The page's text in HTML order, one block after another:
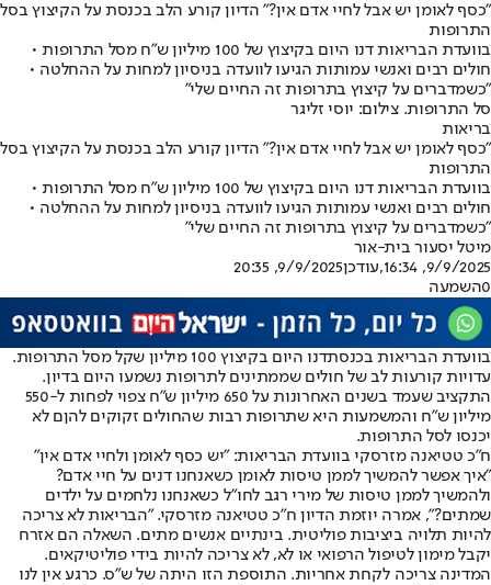
"כסף לאומן יש אבל לחיי אדם אין?" הדיון קורע הלב בכנסת על הקיצוץ בסל
התרופות
בוועדת הבריאות דנו היום בקיצוץ של 100 מיליון ש"ח מסל התרופות •
חולים רבים ואנשי עמותות הגיעו לוועדה בניסיון למחות על ההחלטה •
"כשמדברים על קיצוץ בתרופות זה החיים שלי"
סל התרופות. צילום: יוסי זליגר
בריאות
"כסף לאומן יש אבל לחיי אדם אין?" הדיון קורע הלב בכנסת על הקיצוץ בסל
התרופות
בוועדת הבריאות דנו היום בקיצוץ של 100 מיליון ש"ח מסל התרופות •
חולים רבים ואנשי עמותות הגיעו לוועדה בניסיון למחות על ההחלטה •
"כשמדברים על קיצוץ בתרופות זה החיים שלי"
מיטל יסעור בית-אור
9/9/2025, 16:34
,עודכן9/9/2025, 20:35
0השמעה
בוועדת הבריאות בכנסתדנו היום בקיצוץ 100 מיליון שקל מסל התרופות
.
עדויות קורעות לב של חולים שממתינים לתרופות נשמעו היום בדיון.
התקציב שעמד בשנים האחרונות על 650 מיליון ש"ח צפוי לפחות ל-550
מיליון ש"ח והמשמעות היא שתרופות רבות שהחולים זקוקים להןם לא
יכנסו לסל התרופות.
ח"כ טטיאנה מזרסקי בוועדת הבריאות: "יש כסף לאומן ולחיי אדם אין"
"איך אפשר להמשיך לממן טיסות לאומן כשאנחנו דנים על חיי אדם?
ולהמשיך לממן טיסות של מירי רגב לחו"ל כשאנחנו נלחמים על ילדים
שמתים?", אמרה יוזמת הדיון ח"כ טטיאנה מזרסקי. "הבריאות לא צריכה
להיות תלויה ביציבות פוליטית. בינתיים אנשים מתים. השאלה הם אזרח
יקבל מימון לטיפול הרפואי או לא, לא צריכה להיות בידי פוליטיקאים.
המדינה צריכה לקחת אחריות. התוספת הזו היתה של ש"ס. כרגע אין לנו